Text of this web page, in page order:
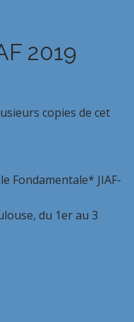
2019
copies de cet
Fondamentale* JIAF-
du 1er au 3